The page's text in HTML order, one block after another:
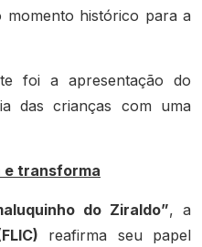
momento histórico para a
foi a apresentação do
das crianças com uma
e transforma
do Ziraldo”, a
reafirma seu papel